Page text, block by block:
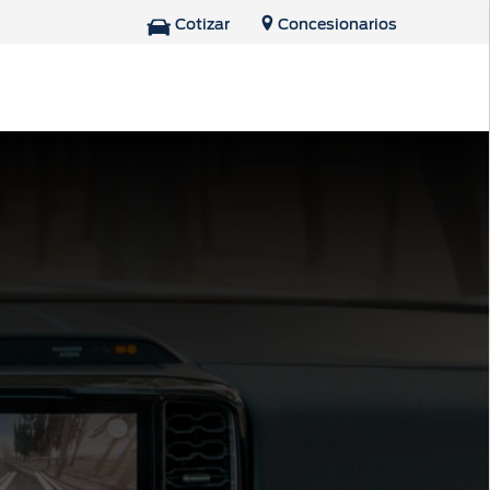
Cotizar Concesionarios
Repuestos Originales